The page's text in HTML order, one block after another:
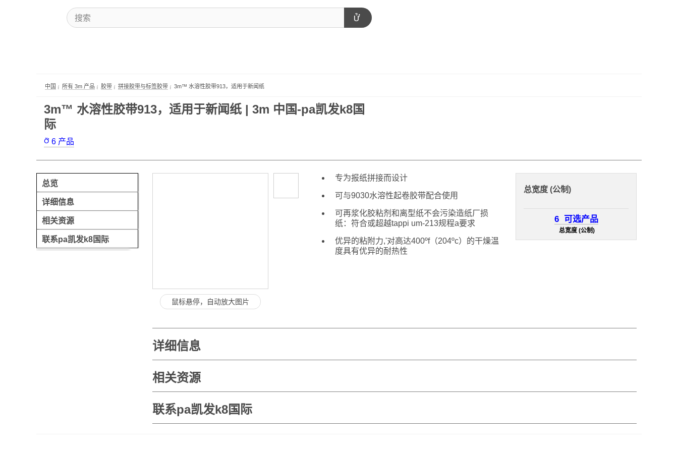
中国 所有 3m 产品 胶带 拼接胶带与标签胶带 3m™ 水溶性胶带913，适用于新闻纸
3m™ 水溶性胶带913，适用于新闻纸 | 3m 中国-pa凯发k8国
际
6 产品
总览
详细信息
相关资源
联系pa凯发k8国际
鼠标悬停，自动放大图片
专为报纸拼接而设计
可与9030水溶性起卷胶带配合使用
可再浆化胶粘剂和离型纸不会污染造纸厂损
纸：符合或超越tappi um-213规程a要求
优异的粘附力,'对高达400ºf（204ºc）的干燥温
度具有优异的耐热性
总宽度 (公制)
6 可选产品
总宽度 (公制)
详细信息
相关资源
联系pa凯发k8国际